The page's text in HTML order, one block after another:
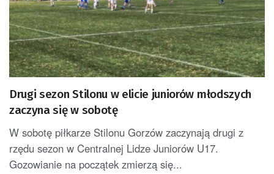
Drugi sezon Stilonu w elicie juniorów młodszych
zaczyna się w sobotę
W sobotę piłkarze Stilonu Gorzów zaczynają drugi z
rzędu sezon w Centralnej Lidze Juniorów U17.
Gozowianie na początek zmierzą się...